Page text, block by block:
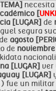
necesita
[
[LUGAR] de
segura
agosto
de noviembre
[LUGAR] ver
[LUGAR]
) fue un